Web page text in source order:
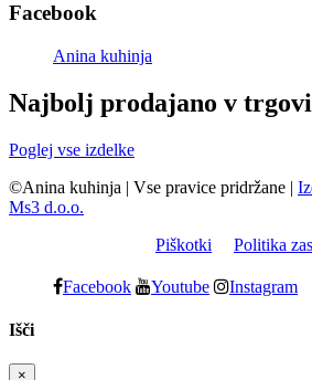
Facebook
Anina kuhinja
Najbolj prodajano v
Poglej vse izdelke
©Anina kuhinja | Vse pravice pridržane |
Ms3 d.o.o.
Piškotki
Politika
Facebook Youtube Instagram
Išči
×